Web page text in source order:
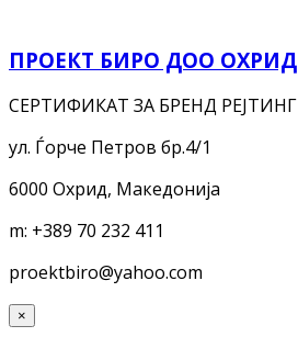
ПРОЕКТ БИРО ДОО ОХРИД
СЕРТИФИКАТ ЗА БРЕНД РЕЈТИНГ
ул. Ѓорче Петров бр.4/1
6000 Охрид, Македонија
m: +389 70 232 411
proektbiro@yahoo.com
×